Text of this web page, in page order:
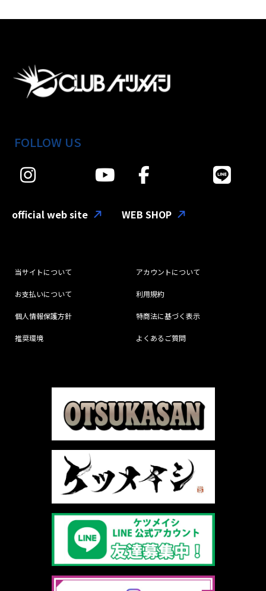
FOLLOW US
official web site WEB SHOP
当サイトについて アカウントについて
お支払いについて 利用規約
個人情報保護方針 特商法に基づく表示
推奨環境 よくあるご質問